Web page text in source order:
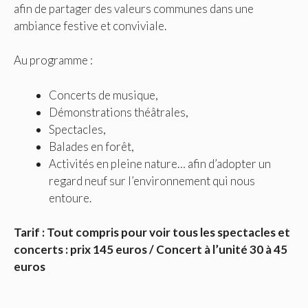
afin de partager des valeurs communes dans une
ambiance festive et conviviale.
Au programme :
Concerts de musique,
Démonstrations théâtrales,
Spectacles,
Balades en forêt,
Activités en pleine nature… afin d’adopter un
regard neuf sur l’environnement qui nous
entoure.
Tarif : Tout compris pour voir tous les spectacles et
concerts : prix 145 euros / Concert à l’unité 30 à 45
euros